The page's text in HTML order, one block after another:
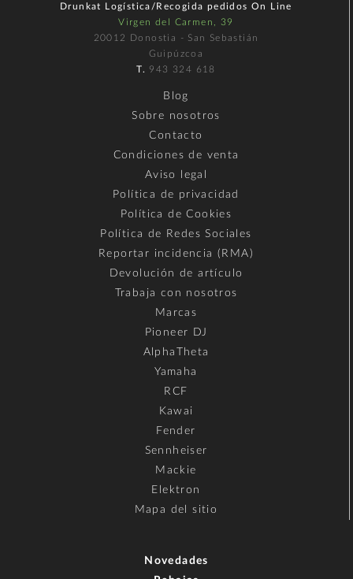
Drunkat Logística/Recogida pedidos On Line
Virgen del Carmen, 39
20012 Donostia - San Sebastián
Guipúzcoa
T. 943 324 618
Blog
Sobre nosotros
Contacto
Condiciones de venta
Aviso legal
Política de privacidad
Política de Cookies
Política de Redes Sociales
Reportar incidencia (RMA)
Devolución de artículo
Trabaja con nosotros
Marcas
Pioneer DJ
AlphaTheta
Yamaha
RCF
Kawai
Fender
Sennheiser
Mackie
Elektron
Mapa del sitio
Novedades